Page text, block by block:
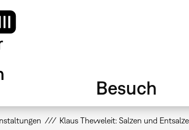
Besuch
Klaus Theweleit: Salzen und